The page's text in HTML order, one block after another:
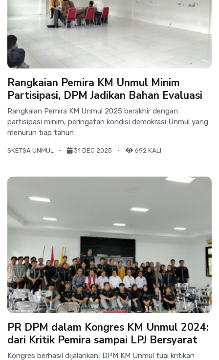
Rangkaian Pemira KM Unmul Minim
Partisipasi, DPM Jadikan Bahan Evaluasi
Rangkaian Pemira KM Unmul 2025 berakhir dengan
partisipasi minim, peringatan kondisi demokrasi Unmul yang
menurun tiap tahun
SKETSA UNMUL 31 DEC 2025 692 KALI
PR DPM dalam Kongres KM Unmul 2024:
dari Kritik Pemira sampai LPJ Bersyarat
Kongres berhasil dijalankan, DPM KM Unmul tuai kritikan